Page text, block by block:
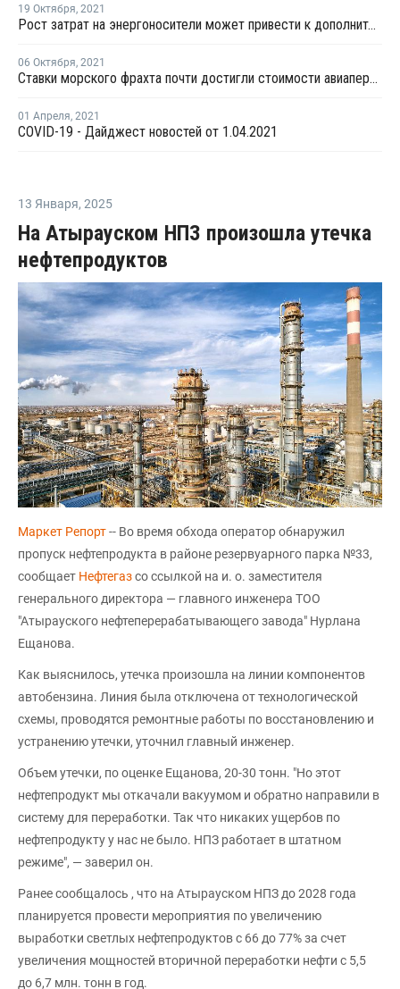
19 Октября, 2021
Рост затрат на энергоносители может привести к дополнительным повышениям цен на ПП и ПЭ
06 Октября, 2021
Ставки морского фрахта почти достигли стоимости авиаперевозок
01 Апреля, 2021
COVID-19 - Дайджест новостей от 1.04.2021
13 Января, 2025
На Атырауском НПЗ произошла утечка
нефтепродуктов
Маркет Репорт-- Во время обхода оператор обнаружил
пропуск нефтепродукта в районе резервуарного парка №33,
сообщает Нефтегазсо ссылкой на и. о. заместителя
генерального директора — главного инженера ТОО
"Атырауского нефтеперерабатывающего завода" Нурлана
Ещанова.
Как выяснилось, утечка произошла на линии компонентов
автобензина. Линия была отключена от технологической
схемы, проводятся ремонтные работы по восстановлению и
устранению утечки, уточнил главный инженер.
Объем утечки, по оценке Ещанова, 20-30 тонн. "Но этот
нефтепродукт мы откачали вакуумом и обратно направили в
систему для переработки. Так что никаких ущербов по
нефтепродукту у нас не было. НПЗ работает в штатном
режиме", — заверил он.
Ранее сообщалось , что на Атырауском НПЗ до 2028 года
планируется провести мероприятия по увеличению
выработки светлых нефтепродуктов с 66 до 77% за счет
увеличения мощностей вторичной переработки нефти с 5,5
до 6,7 млн. тонн в год.